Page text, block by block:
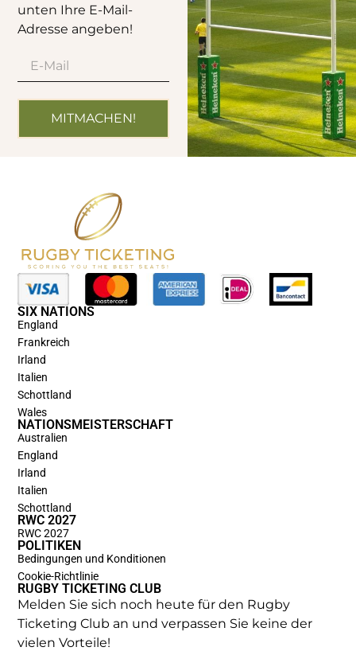
unten Ihre E-Mail-
Adresse angeben!
MITMACHEN!
SIX NATIONS
England
Frankreich
Irland
Italien
Schottland
Wales
NATIONSMEISTERSCHAFT
Australien
England
Irland
Italien
Schottland
RWC 2027
RWC 2027
POLITIKEN
Bedingungen und Konditionen
Cookie-Richtlinie
RUGBY TICKETING CLUB
Melden Sie sich noch heute für den Rugby
Ticketing Club an und verpassen Sie keine der
vielen Vorteile!